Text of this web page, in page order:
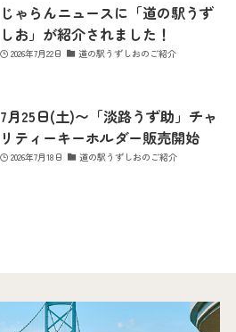
じゃらんニュースに「道の駅うず
しお」が紹介されました！
2026年7月22日 道の駅うずしおのご紹介
7月25日(土)〜「淡路うず助」チャ
リティーキーホルダー販売開始
2026年7月18日 道の駅うずしおのご紹介